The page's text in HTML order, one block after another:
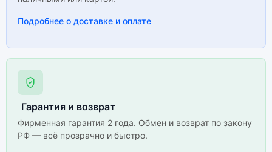
Подробнее о доставке и оплате
Гарантия и возврат
Фирменная гарантия 2 года. Обмен и возврат по закону
РФ — всё прозрачно и быстро.